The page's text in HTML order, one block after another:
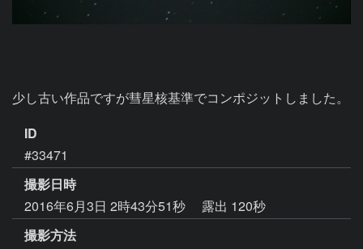
少し古い作品ですが彗星核基準でコンポジットしました。
ID
#33471
撮影日時
2016年6月3日 2時43分51秒
露出 120秒
撮影方法